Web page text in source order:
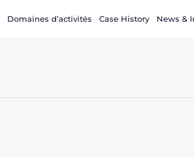
Domaines d’activités Case History News &